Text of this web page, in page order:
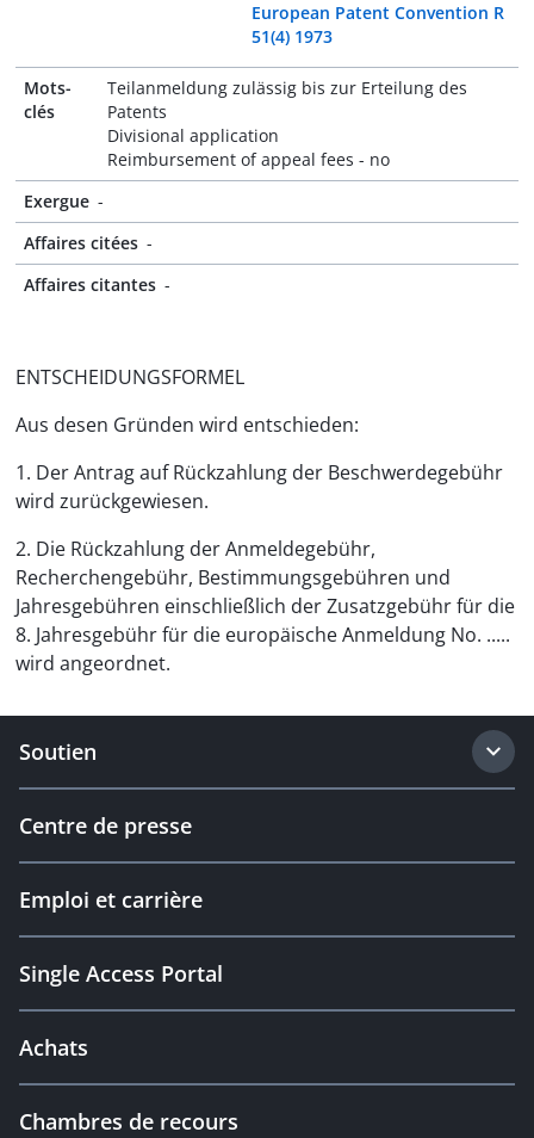
European Patent Convention R
51(4) 1973
Mots-
clés
Teilanmeldung zulässig bis zur Erteilung des
Patents
Divisional application
Reimbursement of appeal fees - no
Exergue -
Affaires citées -
Affaires citantes -
ENTSCHEIDUNGSFORMEL
Aus desen Gründen wird entschieden:
1. Der Antrag auf Rückzahlung der Beschwerdegebühr
wird zurückgewiesen.
2. Die Rückzahlung der Anmeldegebühr,
Recherchengebühr, Bestimmungsgebühren und
Jahresgebühren einschließlich der Zusatzgebühr für die
8. Jahresgebühr für die europäische Anmeldung No. .....
wird angeordnet.
Soutien
Centre de presse
Emploi et carrière
Single Access Portal
Achats
Chambres de recours